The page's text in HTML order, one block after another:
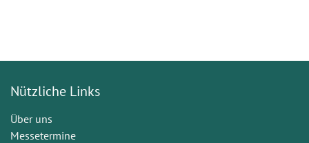
Nützliche Links
Über uns
Messetermine